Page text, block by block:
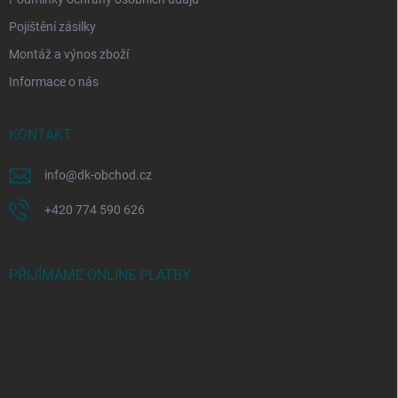
Pojištění zásilky
Montáž a výnos zboží
Informace o nás
KONTAKT
info@dk-obchod.cz
+420 774 590 626
PŘIJÍMÁME ONLINE PLATBY